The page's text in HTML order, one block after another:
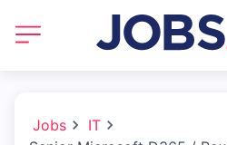
Jobs
IT